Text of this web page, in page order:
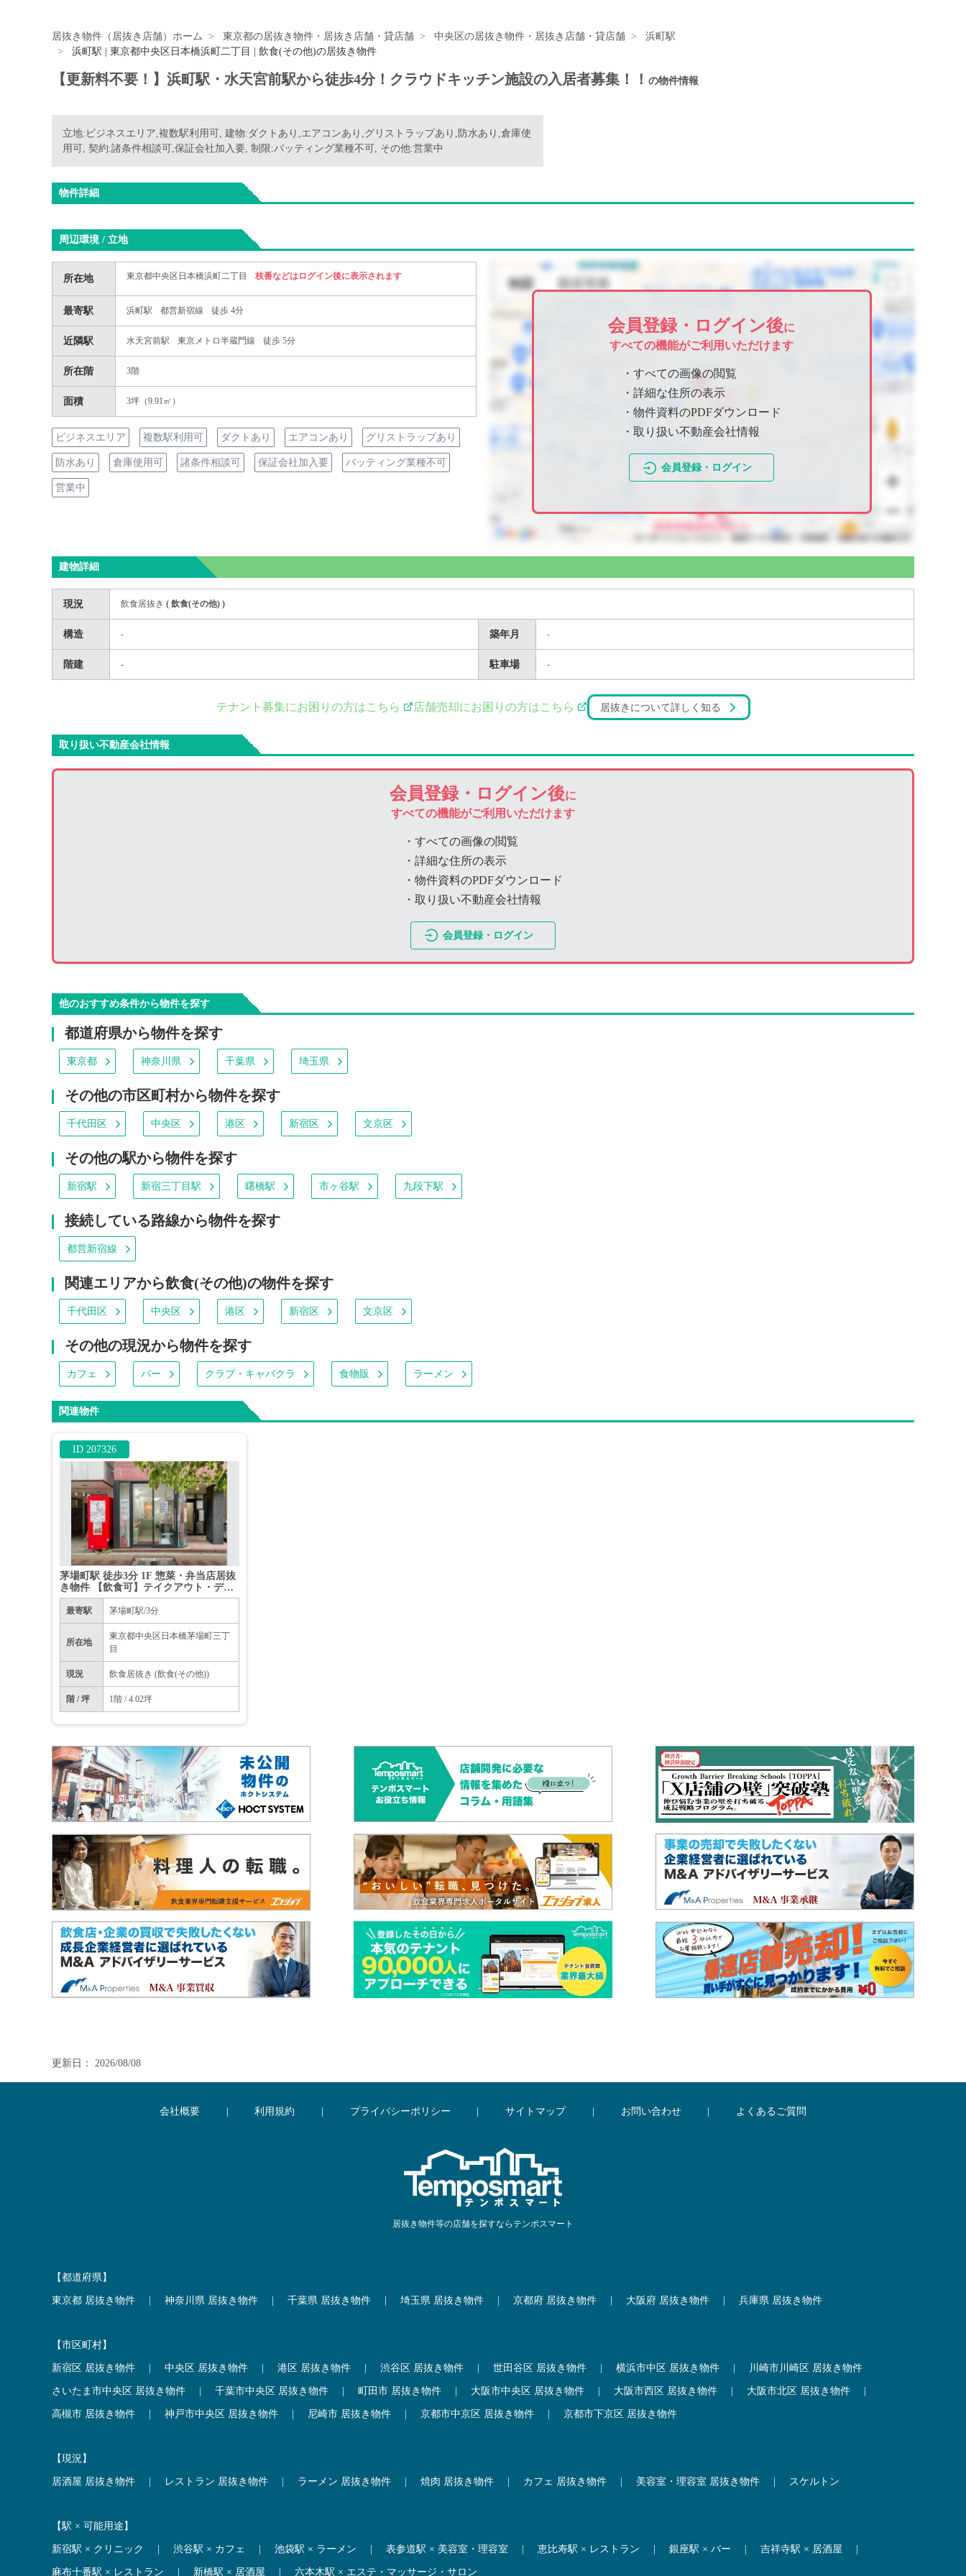
居抜き物件（居抜き店舗）ホーム 東京都の居抜き物件・居抜き店舗・貸店舗 中央区の居抜き物件・居抜き店舗・貸店舗
浜町駅
浜町駅 | 東京都中央区日本橋浜町二丁目 | 飲食(その他)の居抜き物件
【更新料不要！】浜町駅・水天宮前駅から徒歩4分！クラウドキッチン施設の入居者募集！！ の物件情報
立地:ビジネスエリア,複数駅利用可, 建物:ダクトあり,エアコンあり,グリストラップあり,防水あり,倉庫使
用可, 契約:諸条件相談可,保証会社加入要, 制限:バッティング業種不可, その他:営業中
物件詳細
周辺環境 / 立地
所在地 東京都中央区日本橋浜町二丁目 枝番などはログイン後に表示されます
最寄駅 浜町駅 都営新宿線 徒歩 4分
近隣駅 水天宮前駅 東京メトロ半蔵門線 徒歩 5分
所在階 3階
面積 3坪（9.91㎡）
ビジネスエリア 複数駅利用可 ダクトあり エアコンあり グリストラップあり
防水あり 倉庫使用可 諸条件相談可 保証会社加入要 バッティング業種不可
営業中
会員登録・ログイン後に
すべての機能がご利用いただけます
・すべての画像の閲覧
・詳細な住所の表示
・物件資料のPDFダウンロード
・取り扱い不動産会社情報
会員登録・ログイン
建物詳細
現況 飲食居抜き ( 飲食(その他) )
構造 - 築年月 -
階建 - 駐車場 -
テナント募集にお困りの方はこちら 店舗売却にお困りの方はこちら 居抜きについて詳しく知る
取り扱い不動産会社情報
会員登録・ログイン後に
すべての機能がご利用いただけます
・すべての画像の閲覧
・詳細な住所の表示
・物件資料のPDFダウンロード
・取り扱い不動産会社情報
会員登録・ログイン
他のおすすめ条件から物件を探す
都道府県から物件を探す
東京都 神奈川県 千葉県 埼玉県
その他の市区町村から物件を探す
千代田区 中央区 港区 新宿区 文京区
その他の駅から物件を探す
新宿駅 新宿三丁目駅 曙橋駅 市ヶ谷駅 九段下駅
接続している路線から物件を探す
都営新宿線
関連エリアから飲食(その他)の物件を探す
千代田区 中央区 港区 新宿区 文京区
その他の現況から物件を探す
カフェ バー クラブ・キャバクラ 食物販 ラーメン
関連物件
ID 207326
茅場町駅 徒歩3分 1F 惣菜・弁当店居抜
き物件 【飲食可】テイクアウト・デリ
バリー
最寄駅 茅場町駅/3分
所在地
東京都中央区日本橋茅場町三丁
目
現況 飲食居抜き (飲食(その他))
階 / 坪 1階 / 4.02坪
更新日： 2026/08/08
会社概要 利用規約 プライバシーポリシー サイトマップ お問い合わせ よくあるご質問
居抜き物件等の店舗を探すならテンポスマート
【都道府県】
東京都 居抜き物件 神奈川県 居抜き物件 千葉県 居抜き物件 埼玉県 居抜き物件 京都府 居抜き物件 大阪府 居抜き物件 兵庫県 居抜き物件
【市区町村】
新宿区 居抜き物件 中央区 居抜き物件 港区 居抜き物件 渋谷区 居抜き物件 世田谷区 居抜き物件 横浜市中区 居抜き物件 川崎市川崎区 居抜き物件
さいたま市中央区 居抜き物件 千葉市中央区 居抜き物件 町田市 居抜き物件 大阪市中央区 居抜き物件 大阪市西区 居抜き物件 大阪市北区 居抜き物件
高槻市 居抜き物件 神戸市中央区 居抜き物件 尼崎市 居抜き物件 京都市中京区 居抜き物件 京都市下京区 居抜き物件
【現況】
居酒屋 居抜き物件 レストラン 居抜き物件 ラーメン 居抜き物件 焼肉 居抜き物件 カフェ 居抜き物件 美容室・理容室 居抜き物件 スケルトン
【駅 × 可能用途】
新宿駅 × クリニック 渋谷駅 × カフェ 池袋駅 × ラーメン 表参道駅 × 美容室・理容室 恵比寿駅 × レストラン 銀座駅 × バー 吉祥寺駅 × 居酒屋
麻布十番駅 × レストラン 新橋駅 × 居酒屋 六本木駅 × エステ・マッサージ・サロン